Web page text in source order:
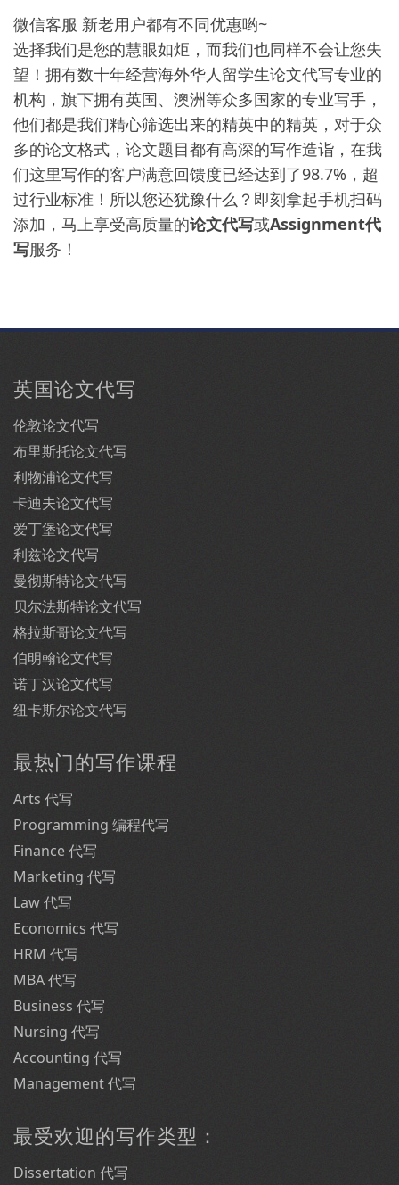
微信客服 新老用户都有不同优惠哟~
选择我们是您的慧眼如炬，而我们也同样不会让您失
望！拥有数十年经营海外华人留学生论文代写专业的
机构，旗下拥有英国、澳洲等众多国家的专业写手，
他们都是我们精心筛选出来的精英中的精英，对于众
多的论文格式，论文题目都有高深的写作造诣，在我
们这里写作的客户满意回馈度已经达到了98.7%，超
过行业标准！所以您还犹豫什么？即刻拿起手机扫码
添加，马上享受高质量的论文代写或Assignment代
写服务！
英国论文代写
伦敦论文代写
布里斯托论文代写
利物浦论文代写
卡迪夫论文代写
爱丁堡论文代写
利兹论文代写
曼彻斯特论文代写
贝尔法斯特论文代写
格拉斯哥论文代写
伯明翰论文代写
诺丁汉论文代写
纽卡斯尔论文代写
最热门的写作课程
Arts 代写
Programming 编程代写
Finance 代写
Marketing 代写
Law 代写
Economics 代写
HRM 代写
MBA 代写
Business 代写
Nursing 代写
Accounting 代写
Management 代写
最受欢迎的写作类型：
Dissertation 代写